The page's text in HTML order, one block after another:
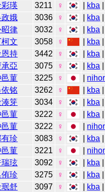
彩瑛 3211 ♀ kba
政娥 3036 ♀ kba
昭律 3032 ♀ kba
柯文 3058 ♀ kba
恩持 3442 ♀ kba
承亞 3075 ♀ kba
邑菫 3225 ♀
依铭 3262 ♀ kba
湊笌 3034 ♀ kba
邑菫 3222 ♀ kba
邑菫 3222 ♀
有珍 3083 ♀ kba
邑菫 3221 ♀
瑞玹 3092 ♀ kba
侑珍 3275 ♀ kba
珉舒 3097 ♀ kba